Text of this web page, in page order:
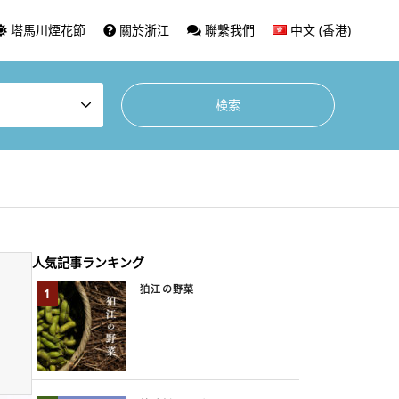
塔馬川煙花節 關於浙江 聯繫我們 中文 (香港)
人気記事ランキング
狛江の野菜